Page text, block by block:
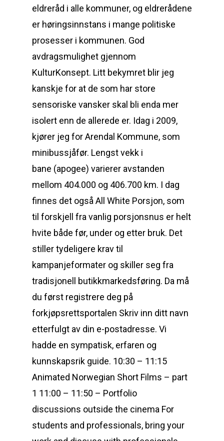
eldreråd i alle kommuner, og eldrerådene
er høringsinnstans i mange politiske
prosesser i kommunen. God
avdragsmulighet gjennom
KulturKonsept. Litt bekymret blir jeg
kanskje for at de som har store
sensoriske vansker skal bli enda mer
isolert enn de allerede er. Idag i 2009,
kjører jeg for Arendal Kommune, som
minibussjåfør. Lengst vekk i
bane (apogee) varierer avstanden
mellom 404.000 og 406.700 km. I dag
finnes det også All White Porsjon, som
til forskjell fra vanlig porsjonsnus er helt
hvite både før, under og etter bruk. Det
stiller tydeligere krav til
kampanjeformater og skiller seg fra
tradisjonell butikkmarkedsføring. Da må
du først registrere deg på
forkjøpsrettsportalen Skriv inn ditt navn
etterfulgt av din e-postadresse. Vi
hadde en sympatisk, erfaren og
kunnskapsrik guide. 10:30 – 11:15
Animated Norwegian Short Films – part
1 11:00 – 11:50 – Portfolio
discussions outside the cinema For
students and professionals, bring your